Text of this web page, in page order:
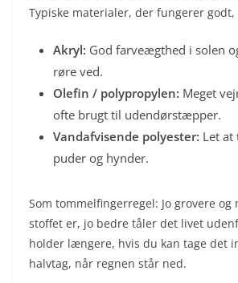
Typiske materialer, der fungerer godt,
Akryl: God farveægthed i solen
røre ved.
Olefin / polypropylen: Meget
ofte brugt til udendørstæpper.
Vandafvisende polyester: Let
puder og hynder.
Som tommelfingerregel: Jo grovere
stoffet er, jo bedre tåler det livet
holder længere, hvis du kan tage det
halvtag, når regnen står ned.